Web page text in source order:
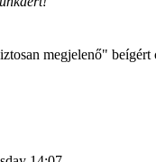
megjelenő" beígért